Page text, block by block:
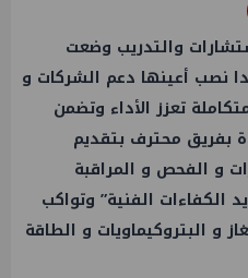
والتدريب وضعت
نصب أعينها دعم الشركات و
تعزز الأداء وتضمن
بفريق محترف بتقديم
و الفحص و المراقبة
الكفاءات الفنية” وتواكب
و البتروكيماويات و الطاقة